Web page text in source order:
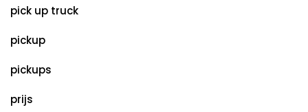
pick up truck
pickup
pickups
prijs